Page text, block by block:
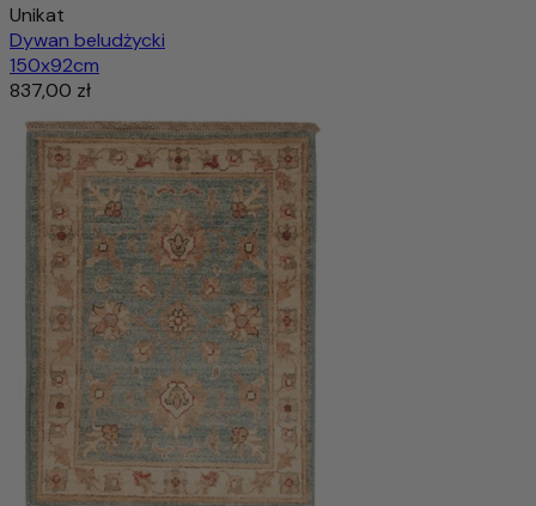
Unikat
Dywan beludżycki
150x92cm
837,00 zł